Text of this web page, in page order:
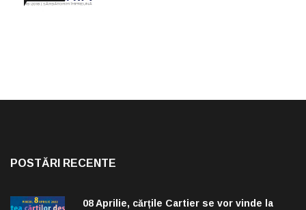
POSTĂRI RECENTE
08 Aprilie, cărțile Cartier se vor vinde la